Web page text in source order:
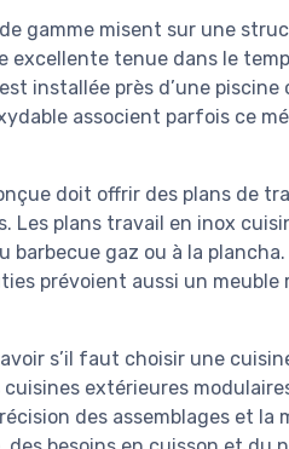
gamme misent sur une
excellente tenue dans le
installée près d’une piscine
associent parfois ce
doit offrir des plans de
Les plans travail en inox
barbecue gaz ou à la
prévoient aussi un
s’il faut choisir une
extérieures
des assemblages et la